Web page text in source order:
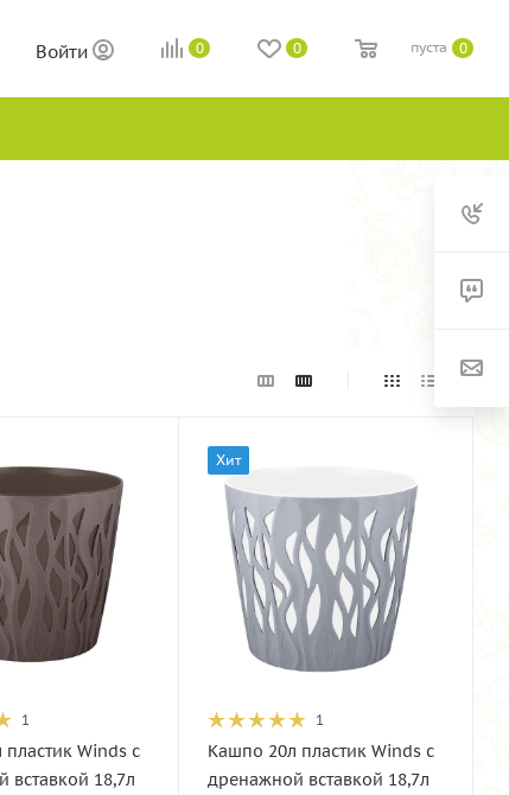
Войти 0 0 0
пуста
1
Winds с
вставкой 18,7л
Хит
1
Кашпо 20л пластик Winds с
дренажной вставкой 18,7л